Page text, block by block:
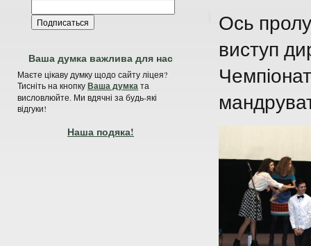
Ваша думка важлива для нас
Маєте цікаву думку щодо сайту ліцея?
Тисніть на кнопкуВаша думката
висловлюйте. Ми вдячні за будь-які
відгуки!
Наша подяка!
Ось
виступ